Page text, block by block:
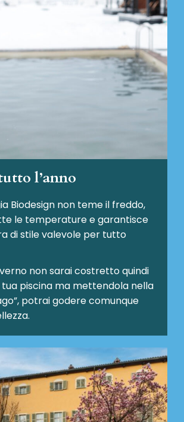
l’anno
Biodesign non teme il freddo,
le temperature e garantisce
di stile valevole per tutto
non sarai costretto quindi
piscina ma mettendola nella
potrai godere comunque